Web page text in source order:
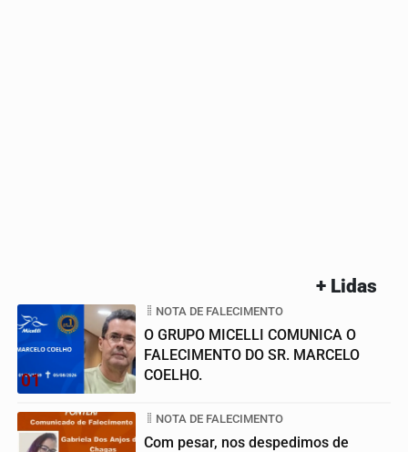
+ Lidas
01
NOTA DE FALECIMENTO
O GRUPO MICELLI COMUNICA O
FALECIMENTO DO SR. MARCELO
COELHO.
NOTA DE FALECIMENTO
Com pesar, nos despedimos de